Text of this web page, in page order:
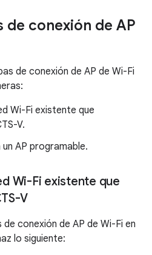
de conexión de AP
de conexión de AP de Wi-Fi
Wi-Fi existente que
V.
AP programable.
Wi-Fi existente que
V
conexión de AP de Wi-Fi en
lo siguiente: